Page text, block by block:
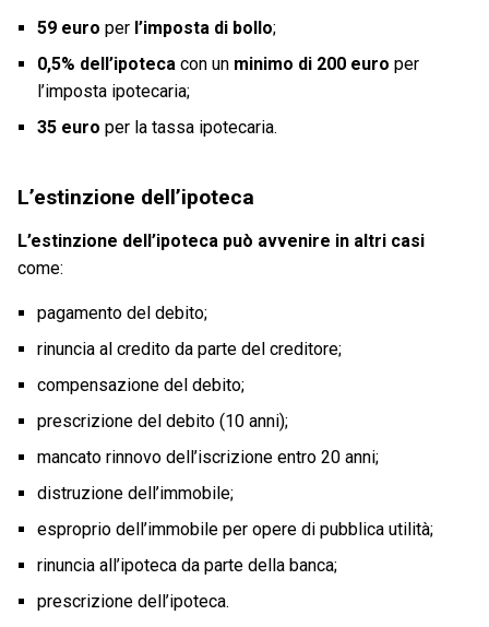
59 euro per l’imposta di bollo;
0,5% dell’ipotecacon un minimo di 200 euro per
l’imposta ipotecaria;
35 euro per la tassa ipotecaria.
L’estinzione dell’ipoteca
L’estinzione dell’ipoteca può avvenire in altri casi
come:
pagamento del debito;
rinuncia al credito da parte del creditore;
compensazione del debito;
prescrizione del debito (10 anni);
mancato rinnovo dell’iscrizione entro 20 anni;
distruzione dell’immobile;
esproprio dell’immobile per opere di pubblica utilità;
rinuncia all’ipoteca da parte della banca;
prescrizione dell’ipoteca.